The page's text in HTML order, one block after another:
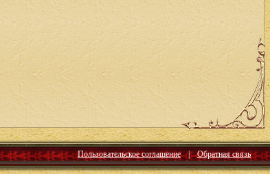
Пользовательское соглашение | Обратная связь